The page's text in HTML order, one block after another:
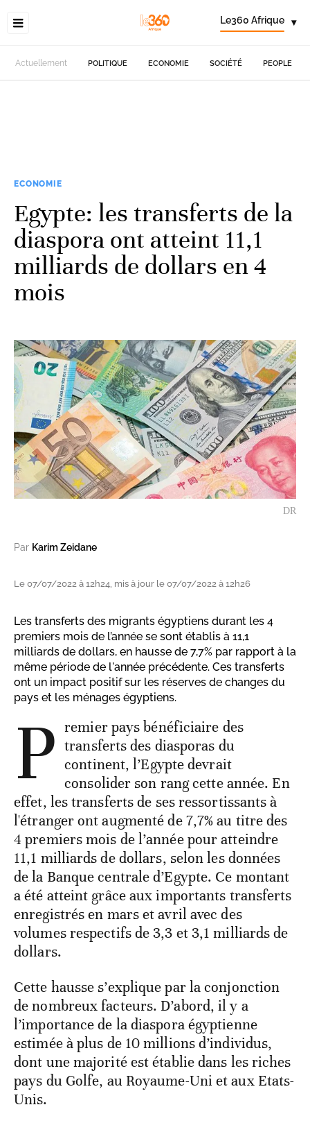
Le360 Afrique ▾
Actuellement POLITIQUE ECONOMIE SOCIÉTÉ PEOPLE
ECONOMIE
Egypte: les transferts de la
diaspora ont atteint 11,1
milliards de dollars en 4
mois
DR
Par Karim Zeidane
Le 07/07/2022 à 12h24, mis à jour le 07/07/2022 à 12h26
Les transferts des migrants égyptiens durant les 4
premiers mois de l’année se sont établis à 11,1
milliards de dollars, en hausse de 7,7% par rapport à la
même période de l'année précédente. Ces transferts
ont un impact positif sur les réserves de changes du
pays et les ménages égyptiens.
P remier pays bénéficiaire des
transferts des diasporas du
continent, l’Egypte devrait
consolider son rang cette année. En
effet, les transferts de ses ressortissants à
l'étranger ont augmenté de 7,7% au titre des
4 premiers mois de l’année pour atteindre
11,1 milliards de dollars, selon les données
de la Banque centrale d’Egypte. Ce montant
a été atteint grâce aux importants transferts
enregistrés en mars et avril avec des
volumes respectifs de 3,3 et 3,1 milliards de
dollars.
Cette hausse s’explique par la conjonction
de nombreux facteurs. D’abord, il y a
l’importance de la diaspora égyptienne
estimée à plus de 10 millions d’individus,
dont une majorité est établie dans les riches
pays du Golfe, au Royaume-Uni et aux Etats-
Unis.